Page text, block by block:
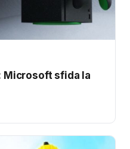
Microsoft sfida la